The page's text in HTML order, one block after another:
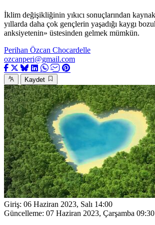
İklim değişikliğinin yıkıcı sonuçlarından
yıllarda daha çok gençlerin yaşadığı kaygı
anksiyetenin» üstesinden gelmek mümkün.
Perihan Özcan Chocardelle
ozcanperi@gmail.com
Kaydet
Giriş: 06 Haziran 2023, Salı 14:00
Güncelleme: 07 Haziran 2023, Çarşamba 09:30